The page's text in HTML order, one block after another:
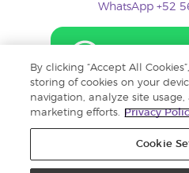
WhatsApp +52
By clicking “Accept All
storing of cookies on your
navigation, analyze site
marketing efforts.
Privacy
Cookie